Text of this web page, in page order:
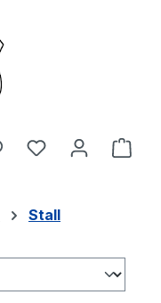
Du hast 0
Stall